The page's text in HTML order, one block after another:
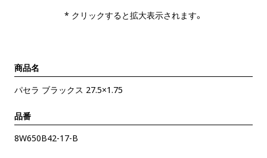
* クリックすると拡大表示されます。
商品名
パセラ ブラックス 27.5×1.75
品番
8W650B42-17-B